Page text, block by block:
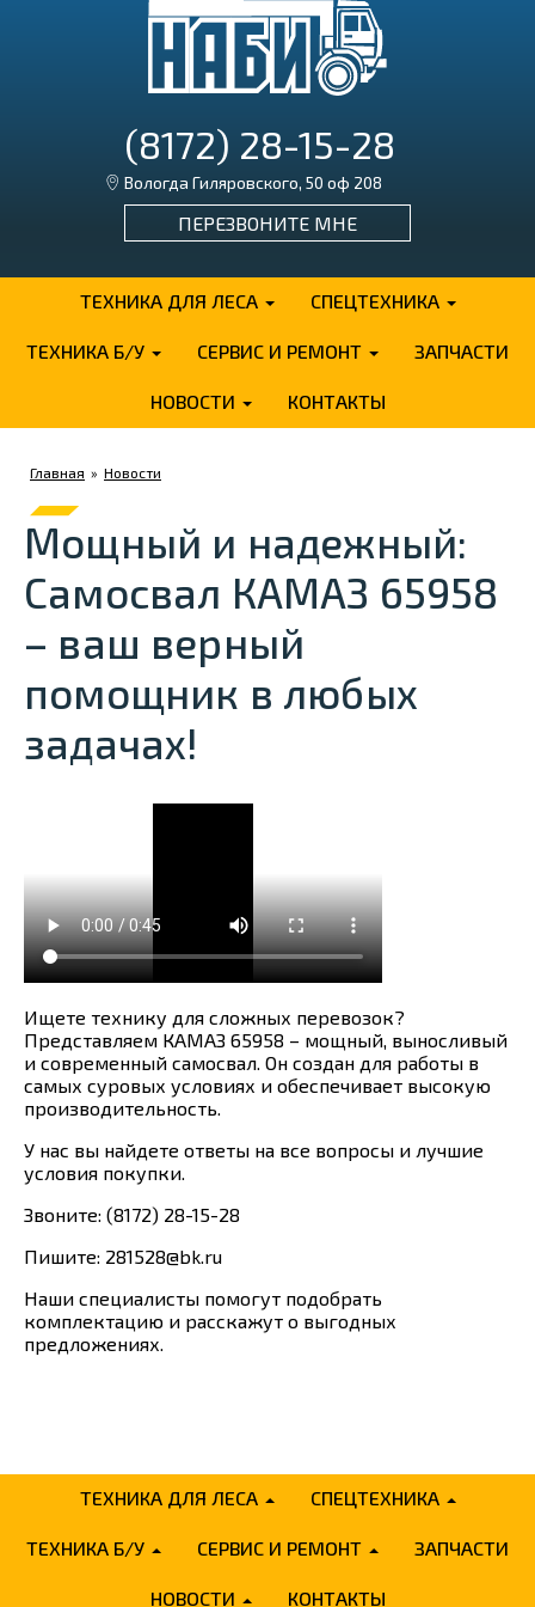
(8172) 28-15-28
Вологда Гиляровского, 50 оф 208
ПЕРЕЗВОНИТЕ МНЕ
ТЕХНИКА ДЛЯ ЛЕСА СПЕЦТЕХНИКА
ТЕХНИКА Б/У СЕРВИС И РЕМОНТ ЗАПЧАСТИ
НОВОСТИ КОНТАКТЫ
Главная » Новости
Мощный и надежный:
Самосвал КАМАЗ 65958
– ваш верный
помощник в любых
задачах!
Ищете технику для сложных перевозок?
Представляем КАМАЗ 65958 – мощный, выносливый
и современный самосвал. Он создан для работы в
самых суровых условиях и обеспечивает высокую
производительность.
У нас вы найдете ответы на все вопросы и лучшие
условия покупки.
Звоните: (8172) 28-15-28
Пишите: 281528@bk.ru
Наши специалисты помогут подобрать
комплектацию и расскажут о выгодных
предложениях.
ТЕХНИКА ДЛЯ ЛЕСА СПЕЦТЕХНИКА
ТЕХНИКА Б/У СЕРВИС И РЕМОНТ ЗАПЧАСТИ
НОВОСТИ КОНТАКТЫ